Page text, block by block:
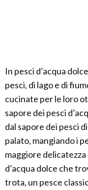
In pesci d’acqua
pesci, di lago e di
cucinate per le loro
sapore dei pesci
dal sapore dei pesci
palato, mangiando i
maggiore
d’acqua dolce che
trota, un pesce